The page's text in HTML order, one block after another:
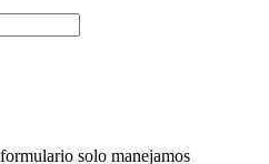
solo manejamos